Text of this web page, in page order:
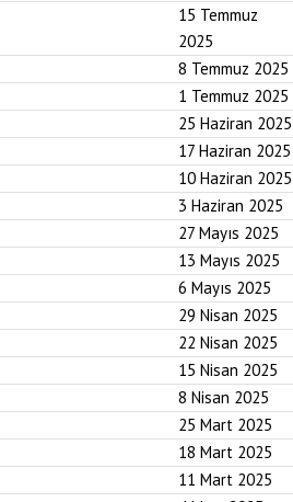
15 Temmuz
2025
8 Temmuz 2025
1 Temmuz 2025
25 Haziran 2025
17 Haziran 2025
10 Haziran 2025
3 Haziran 2025
27 Mayıs 2025
13 Mayıs 2025
6 Mayıs 2025
29 Nisan 2025
22 Nisan 2025
15 Nisan 2025
8 Nisan 2025
25 Mart 2025
18 Mart 2025
11 Mart 2025